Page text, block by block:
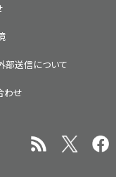
部送信について
わせ